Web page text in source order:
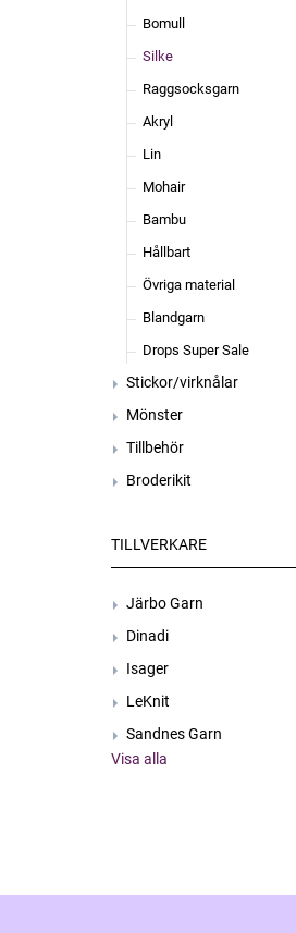
Bomull
Silke
Raggsocksgarn
Akryl
Lin
Mohair
Bambu
Hållbart
Övriga material
Blandgarn
Drops Super Sale
Stickor/virknålar
Mönster
Tillbehör
Broderikit
TILLVERKARE
Järbo Garn
Dinadi
Isager
LeKnit
Sandnes Garn
Visa alla